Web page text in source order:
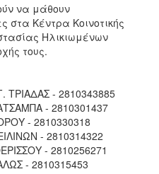
να μάθουν
στα Κέντρα Κοινοτικής
Ηλικιωμένων
τους.
- 2810343885
- 2810301437
- 2810330318
- 2810314322
- 2810256271
- 2810315453